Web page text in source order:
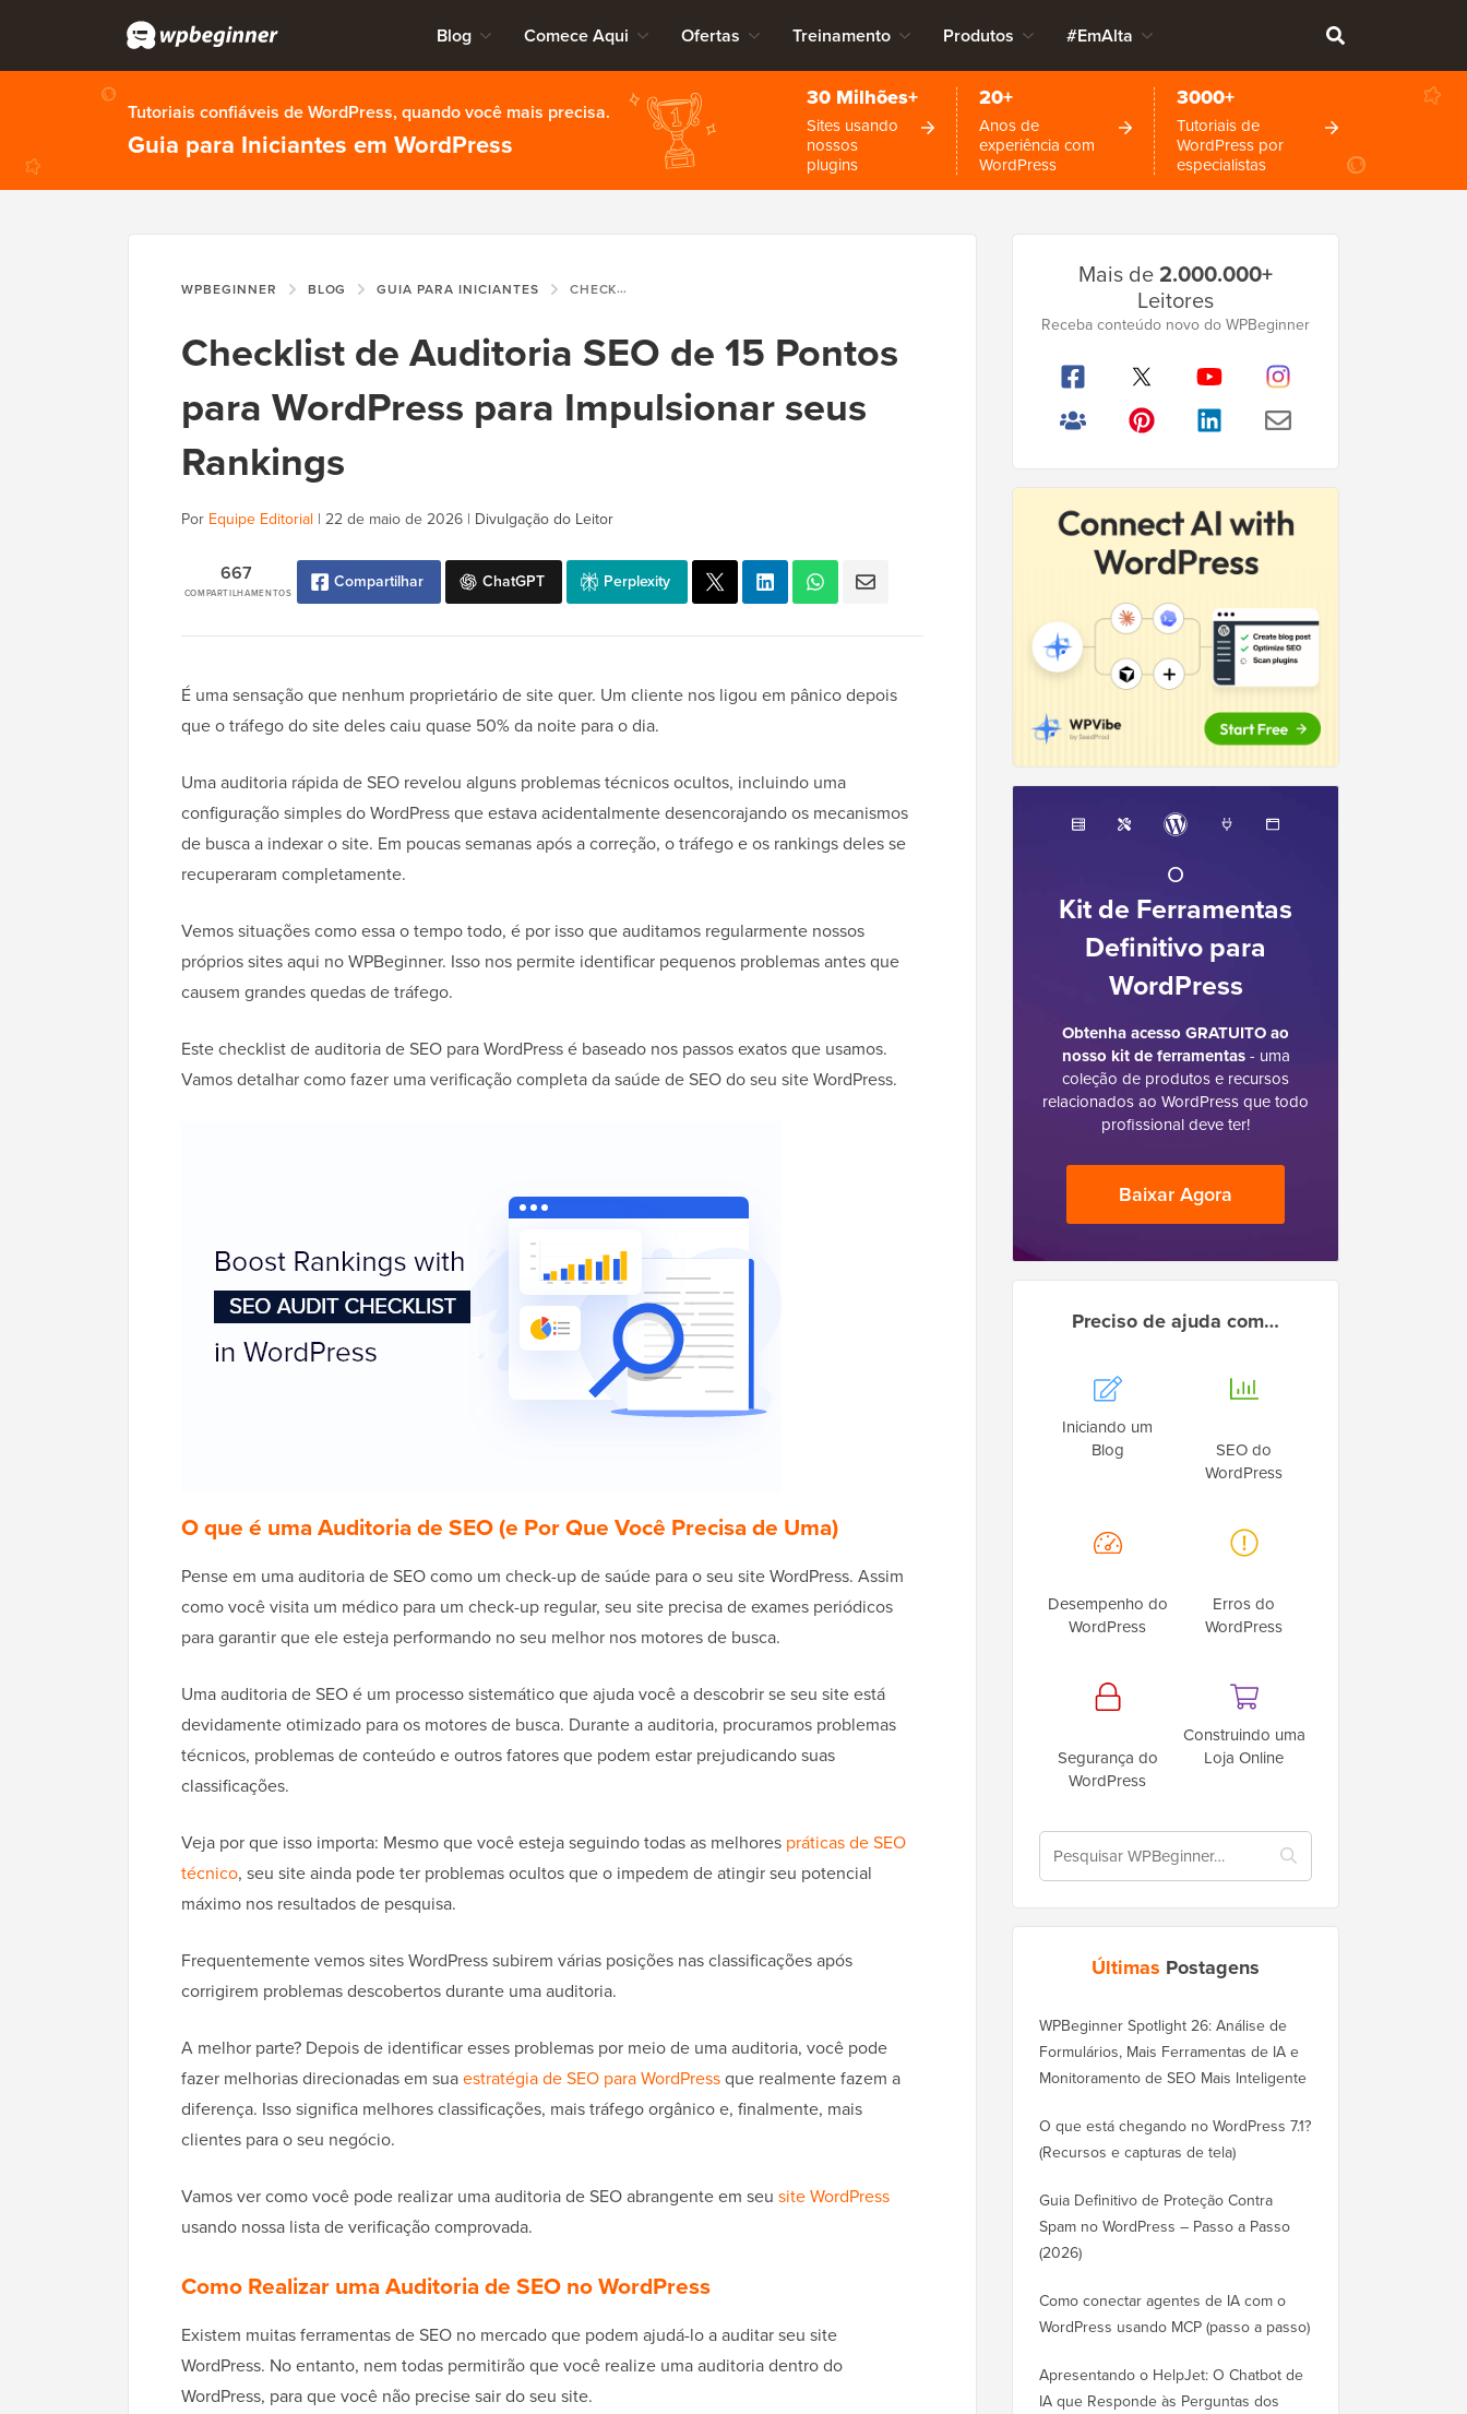
Blog Comece Aqui Ofertas Treinamento Produtos #EmAlta
Tutoriais confiáveis de WordPress, quando você mais precisa.
Guia para Iniciantes em WordPress
30 Milhões+
Sites usando
nossos
plugins
20+
Anos de
experiência com
WordPress
3000+
Tutoriais de
WordPress por
especialistas
WPBEGINNER BLOG GUIA PARA INICIANTES CHECKLIST DE AUDITORIA SEO DE 15 PONTOS PARA WORDPRESS PARA IMPULSIONAR SEUS RANKINGS
Checklist de Auditoria SEO de 15 Pontos
para WordPress para Impulsionar seus
Rankings
Por Equipe Editorial | 22 de maio de 2026 | Divulgação do Leitor
COMPARTILHAMENTOS
667 Compartilhar ChatGPT Perplexity
É uma sensação que nenhum proprietário de site quer. Um cliente nos ligou em pânico depois
que o tráfego do site deles caiu quase 50% da noite para o dia.
Uma auditoria rápida de SEO revelou alguns problemas técnicos ocultos, incluindo uma
configuração simples do WordPress que estava acidentalmente desencorajando os mecanismos
de busca a indexar o site. Em poucas semanas após a correção, o tráfego e os rankings deles se
recuperaram completamente.
Vemos situações como essa o tempo todo, é por isso que auditamos regularmente nossos
próprios sites aqui no WPBeginner. Isso nos permite identificar pequenos problemas antes que
causem grandes quedas de tráfego.
Este checklist de auditoria de SEO para WordPress é baseado nos passos exatos que usamos.
Vamos detalhar como fazer uma verificação completa da saúde de SEO do seu site WordPress.
O que é uma Auditoria de SEO (e Por Que Você Precisa de Uma)
Pense em uma auditoria de SEO como um check-up de saúde para o seu site WordPress. Assim
como você visita um médico para um check-up regular, seu site precisa de exames periódicos
para garantir que ele esteja performando no seu melhor nos motores de busca.
Uma auditoria de SEO é um processo sistemático que ajuda você a descobrir se seu site está
devidamente otimizado para os motores de busca. Durante a auditoria, procuramos problemas
técnicos, problemas de conteúdo e outros fatores que podem estar prejudicando suas
classificações.
Veja por que isso importa: Mesmo que você esteja seguindo todas as melhores práticas de SEO
técnico, seu site ainda pode ter problemas ocultos que o impedem de atingir seu potencial
máximo nos resultados de pesquisa.
Frequentemente vemos sites WordPress subirem várias posições nas classificações após
corrigirem problemas descobertos durante uma auditoria.
A melhor parte? Depois de identificar esses problemas por meio de uma auditoria, você pode
fazer melhorias direcionadas em suaestratégia de SEO para WordPressque realmente fazem a
diferença. Isso significa melhores classificações, mais tráfego orgânico e, finalmente, mais
clientes para o seu negócio.
Vamos ver como você pode realizar uma auditoria de SEO abrangente em seu site WordPress
usando nossa lista de verificação comprovada.
Como Realizar uma Auditoria de SEO no WordPress
Existem muitas ferramentas de SEO no mercado que podem ajudá-lo a auditar seu site
WordPress. No entanto, nem todas permitirão que você realize uma auditoria dentro do
WordPress, para que você não precise sair do seu site.
Lateral
Principal
Mais de2.000.000+
Leitores
Receba conteúdo novo do WPBeginner
O
Kit de Ferramentas
Definitivo para
WordPress
Obtenha acesso GRATUITO ao
nosso kit de ferramentas- uma
coleção de produtos e recursos
relacionados ao WordPress que todo
profissional deve ter!
Baixar Agora
Preciso de ajuda com…
Iniciando um
Blog
SEO do
WordPress
Desempenho do
WordPress
Erros do
WordPress
Segurança do
WordPress
Construindo uma
Loja Online
Últimas Postagens
WPBeginner Spotlight 26: Análise de
Formulários, Mais Ferramentas de IA e
Monitoramento de SEO Mais Inteligente
O que está chegando no WordPress 7.1?
(Recursos e capturas de tela)
Guia Definitivo de Proteção Contra
Spam no WordPress – Passo a Passo
(2026)
Como conectar agentes de IA com o
WordPress usando MCP (passo a passo)
Apresentando o HelpJet: O Chatbot de
IA que Responde às Perguntas dos